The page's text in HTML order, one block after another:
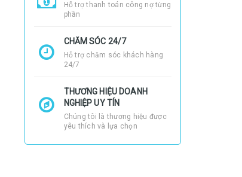
Hỗ trợ thanh toán công nợ từng
phần
CHĂM SÓC 24/7
Hỗ trợ chăm sóc khách hàng
24/7
THƯƠNG HIỆU DOANH
NGHIỆP UY TÍN
Chúng tôi là thương hiệu được
yêu thích và lựa chọn